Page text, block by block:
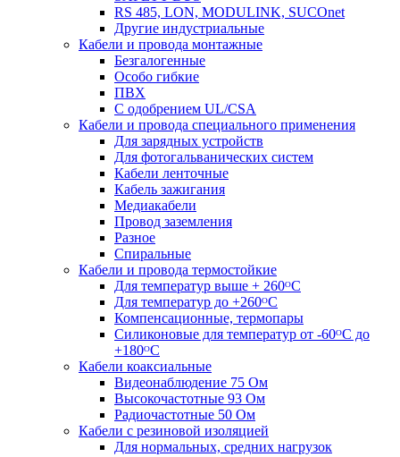
RS 485, LON, MODULINK, SUCOnet
Другие индустриальные
Кабели и провода монтажные
Безгалогенные
Особо гибкие
ПВХ
С одобрением UL/CSA
Кабели и провода специального применения
Для зарядных устройств
Для фотогальванических систем
Кабели ленточные
Кабель зажигания
Медиакабели
Провод заземления
Разное
Спиральные
Кабели и провода термостойкие
Для температур выше + 260ᴼС
Для температур до +260ᴼС
Компенсационные, термопары
Силиконовые для температур от -60ᴼC до
+180ᴼС
Кабели коаксиальные
Видеонаблюдение 75 Ом
Высокочастотные 93 Ом
Радиочастотные 50 Ом
Кабели с резиновой изоляцией
Для нормальных, средних нагрузок